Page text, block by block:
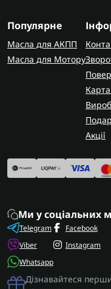
Популярне
Масла для АКПП
Масла для Мотору
Акції
Ми у соціальних
Telegram
Viber
Whatsapp
Facebook
Instagram
Дізнавайтеся